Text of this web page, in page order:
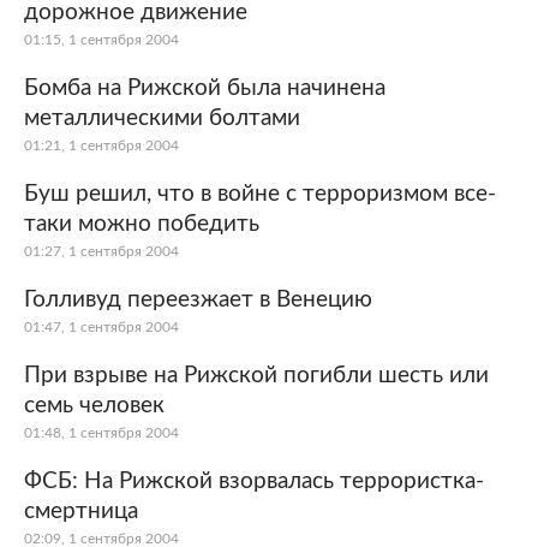
Ценности
Из жизни Среда обитания
Забота о себе
дорожное движение
01:15, 1 сентября 2004
Бомба на Рижской была начинена
металлическими болтами
01:21, 1 сентября 2004
Буш решил, что в войне с терроризмом все-
таки можно победить
01:27, 1 сентября 2004
Голливуд переезжает в Венецию
01:47, 1 сентября 2004
При взрыве на Рижской погибли шесть или
семь человек
01:48, 1 сентября 2004
ФСБ: На Рижской взорвалась террористка-
смертница
02:09, 1 сентября 2004